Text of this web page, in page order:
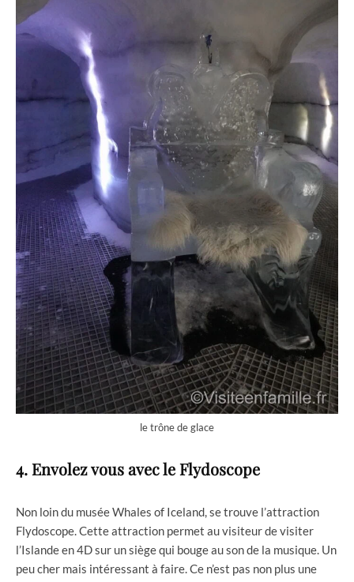
le trône de glace
4. Envolez vous avec le Flydoscope
Non loin du musée Whales of Iceland, se trouve l’attraction
Flydoscope. Cette attraction permet au visiteur de visiter
l’Islande en 4D sur un siège qui bouge au son de la musique. Un
peu cher mais intéressant à faire. Ce n’est pas non plus une